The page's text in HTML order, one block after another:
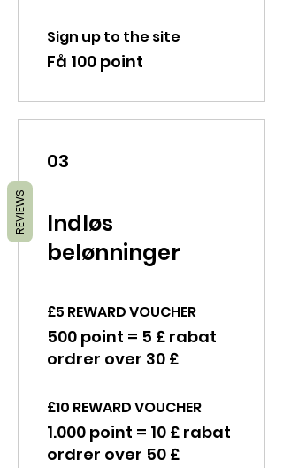
Sign up to the site
Få 100 point
03
Indløs
belønninger
£5 REWARD VOUCHER
500 point = 5 £ rabat
ordrer over 30 £
£10 REWARD VOUCHER
1.000 point = 10 £ rabat
ordrer over 50 £
REVIEWS